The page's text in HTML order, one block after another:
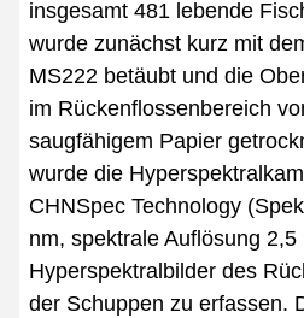
insgesamt 481 lebende
wurde zunächst kurz mit
MS222 betäubt und die
im Rückenflossenbereich
saugfähigem Papier
wurde die
CHNSpec Technology
nm, spektrale Auflösung
Hyperspektralbilder des
der Schuppen zu erfassen.